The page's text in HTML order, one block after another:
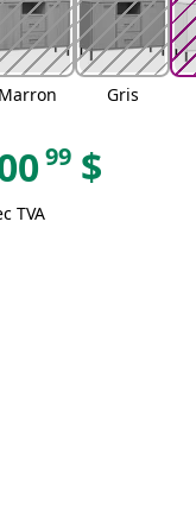
Gris
99 $
TVA